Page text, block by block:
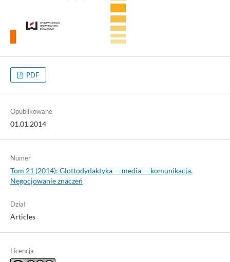
PDF
Opublikowane
01.01.2014
Numer
Tom 21 (2014): Glottodydaktyka — media — komunikacja.
Negocjowanie znaczeń
Dział
Articles
Licencja